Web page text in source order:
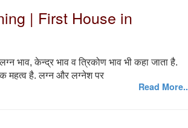
| First House in
भाव, केन्द्र भाव व त्रिकोण भाव भी कहा जाता है.
महत्व है. लग्न और लग्नेश पर
Read More..